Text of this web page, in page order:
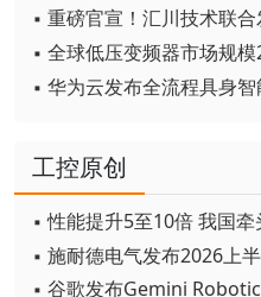
▪ 全球低压变频器市场规
▪ 华为云发布全流程具身
工控原创